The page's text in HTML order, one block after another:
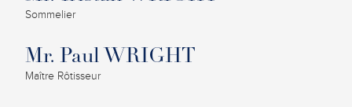
Sommelier
Mr. Paul WRIGHT
Maître Rôtisseur